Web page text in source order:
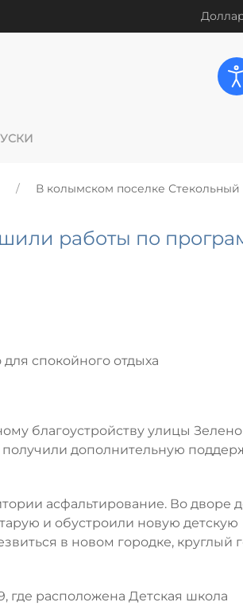
В колымском поселке Стекольный
работы по
спокойного отдыха
благоустройству улицы
дополнительную
асфальтирование. Во дворе
и обустроили новую детскую
в новом городке, круглый
где расположена Детская школа